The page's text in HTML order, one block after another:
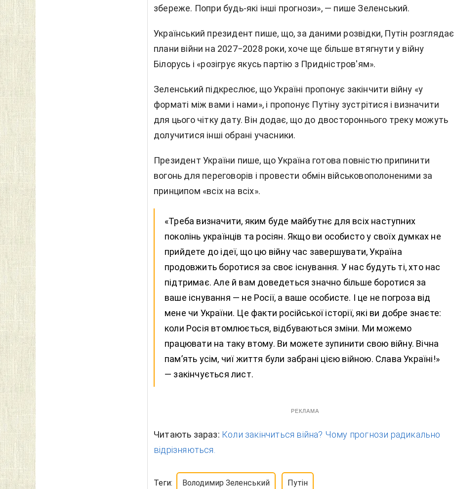
збереже. Попри будь-які інші прогнози», — пише Зеленський.
Український президент пише, що, за даними розвідки, Путін розглядає
плани війни на 2027−2028 роки, хоче ще більше втягнути у війну
Білорусь і «розігрує якусь партію з Придністров'ям».
Зеленський підкреслює, що Україні пропонує закінчити війну «у
форматі між вами і нами», і пропонує Путіну зустрітися і визначити
для цього чітку дату. Він додає, що до двостороннього треку можуть
долучитися інші обрані учасники.
Президент України пише, що Україна готова повністю припинити
вогонь для переговорів і провести обмін військовополоненими за
принципом «всіх на всіх».
«Треба визначити, яким буде майбутнє для всіх наступних
поколінь українців та росіян. Якщо ви особисто у своїх думках не
прийдете до ідеї, що цю війну час завершувати, Україна
продовжить боротися за своє існування. У нас будуть ті, хто нас
підтримає. Але й вам доведеться значно більше боротися за
ваше існування — не Росії, а ваше особисте. І це не погроза від
мене чи України. Це факти російської історії, які ви добре знаєте:
коли Росія втомлюється, відбуваються зміни. Ми можемо
працювати на таку втому. Ви можете зупинити свою війну. Вічна
памʼять усім, чиї життя були забрані цією війною. Слава Україні!»
— закінчується лист.
РЕКЛАМА
Читають зараз: Коли закінчиться війна? Чому прогнози радикально
відрізняються.
Теги: Володимир Зеленський Путін